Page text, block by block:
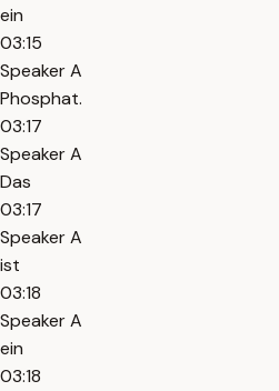
ein
03:15
Speaker A
Phosphat.
03:17
Speaker A
Das
03:17
Speaker A
ist
03:18
Speaker A
ein
03:18